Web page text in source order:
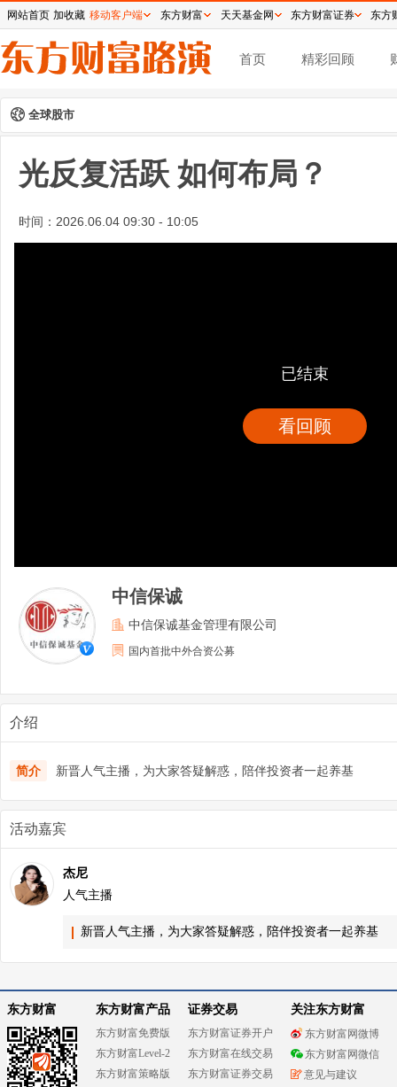
首页 精彩回顾
全球股市
光反复活跃 如何布局？
时间： 2026.06.04 09:30 - 10:05
已结束
看回顾
中信保诚
中信保诚基金管理有限公司
国内首批中外合资公募
介绍
简介 新晋人气主播，为大家答疑解惑，陪伴投资者一起养基
活动嘉宾
杰尼
人气主播
新晋人气主播，为大家答疑解惑，陪伴投资者一起养基
东方财富 东方财富产品
东方财富免费版
东方财富Level-2
东方财富策略版
证券交易
东方财富证券开户
东方财富在线交易
东方财富证券交易
关注东方财富
东方财富网微博
东方财富网微信
意见与建议
网站首页 加收藏 移动客户端 东方财富 天天基金网 东方财富证券 东方